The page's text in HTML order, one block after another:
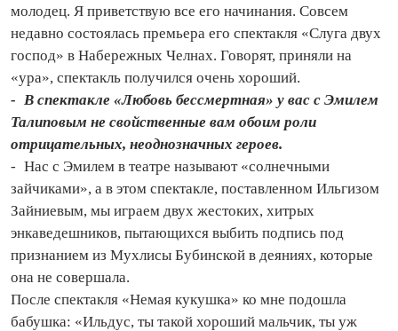
молодец. Я приветствую все его начинания. Совсем
недавно состоялась премьера его спектакля «Слуга двух
господ» в Набережных Челнах. Говорят, приняли на
«ура», спектакль получился очень хороший.
- В спектакле «Любовь бессмертная» у вас с Эмилем
Талиповым не свойственные вам обоим роли
отрицательных, неоднозначных героев.
- Нас с Эмилем в театре называют «солнечными
зайчиками», а в этом спектакле, поставленном Ильгизом
Зайниевым, мы играем двух жестоких, хитрых
энкаведешников, пытающихся выбить подпись под
признанием из Мухлисы Бубинской в деяниях, которые
она не совершала.
После спектакля «Немая кукушка» ко мне подошла
бабушка: «Ильдус, ты такой хороший мальчик, ты уж